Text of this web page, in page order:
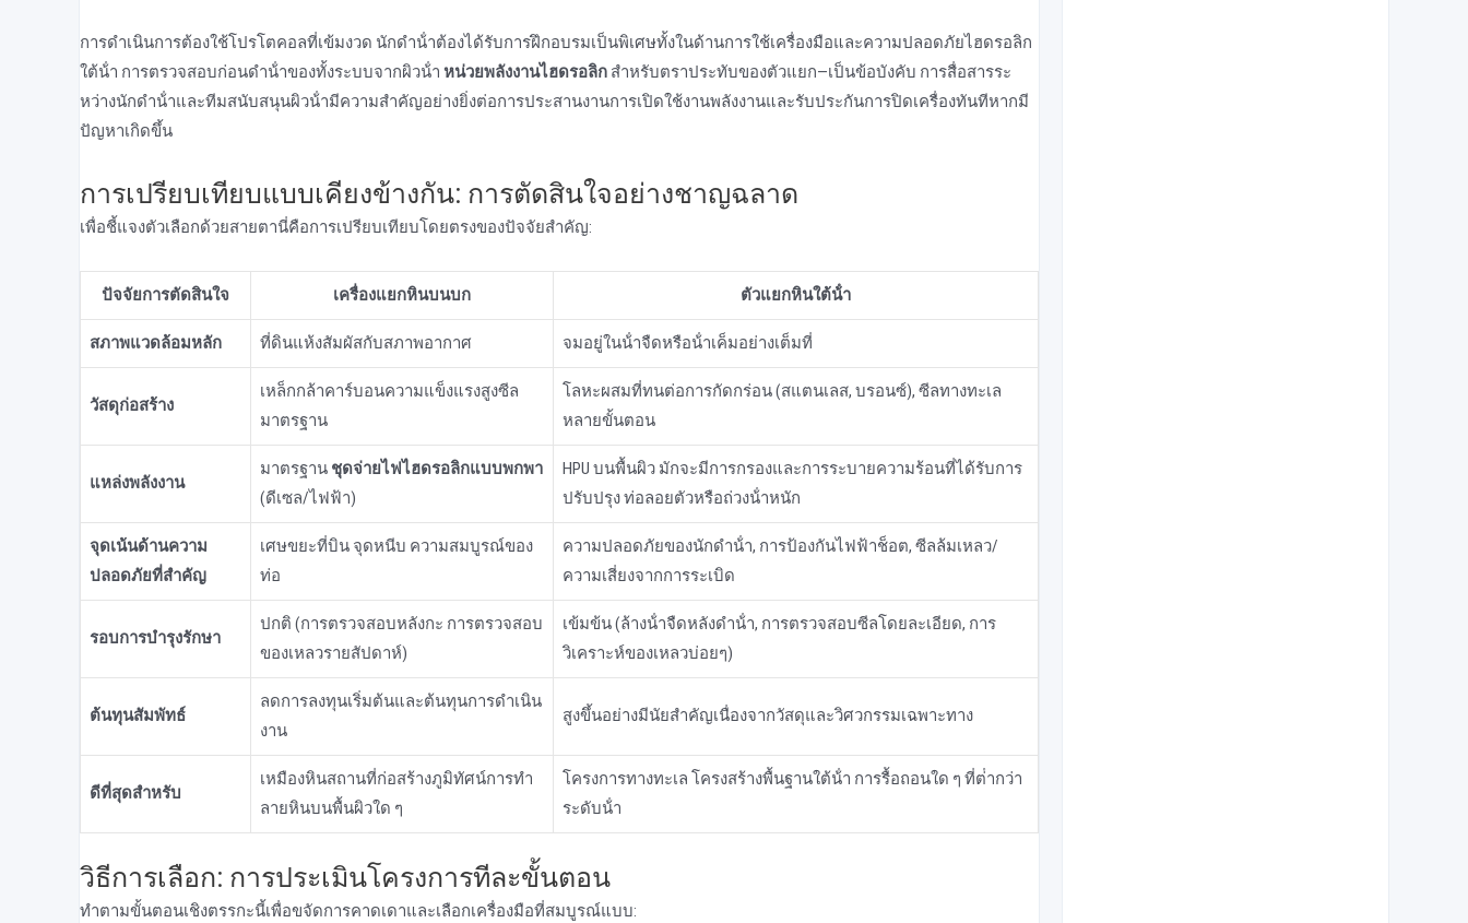
การดําเนินการต้องใช้โปรโตคอลที่เข้มงวด นักดําน้ําต้องได้รับการฝึกอบรมเป็นพิเศษทั้งในด้านการใช้เครื่องมือและความปลอดภัยไฮดรอลิก
ใต้น้ํา การตรวจสอบก่อนดําน้ําของทั้งระบบจากผิวน้ํา หน่วยพลังงานไฮดรอลิก สําหรับตราประทับของตัวแยก—เป็นข้อบังคับ การสื่อสารระ
หว่างนักดําน้ําและทีมสนับสนุนผิวน้ํามีความสําคัญอย่างยิ่งต่อการประสานงานการเปิดใช้งานพลังงานและรับประกันการปิดเครื่องทันทีหากมี
ปัญหาเกิดขึ้น
การเปรียบเทียบแบบเคียงข้างกัน: การตัดสินใจอย่างชาญฉลาด
เพื่อชี้แจงตัวเลือกด้วยสายตานี่คือการเปรียบเทียบโดยตรงของปัจจัยสําคัญ:
ปัจจัยการตัดสินใจ เครื่องแยกหินบนบก ตัวแยกหินใต้น้ํา
สภาพแวดล้อมหลัก ที่ดินแห้งสัมผัสกับสภาพอากาศ จมอยู่ในน้ําจืดหรือน้ําเค็มอย่างเต็มที่
วัสดุก่อสร้าง
เหล็กกล้าคาร์บอนความแข็งแรงสูงซีล
มาตรฐาน
โลหะผสมที่ทนต่อการกัดกร่อน (สแตนเลส, บรอนซ์), ซีลทางทะเล
หลายขั้นตอน
แหล่งพลังงาน
มาตรฐาน ชุดจ่ายไฟไฮดรอลิกแบบพกพา
(ดีเซล/ไฟฟ้า)
HPU บนพื้นผิว มักจะมีการกรองและการระบายความร้อนที่ได้รับการ
ปรับปรุง ท่อลอยตัวหรือถ่วงน้ําหนัก
จุดเน้นด้านความ
ปลอดภัยที่สําคัญ
เศษขยะที่บิน จุดหนีบ ความสมบูรณ์ของ
ท่อ
ความปลอดภัยของนักดําน้ํา, การป้องกันไฟฟ้าช็อต, ซีลล้มเหลว/
ความเสี่ยงจากการระเบิด
รอบการบํารุงรักษา
ปกติ (การตรวจสอบหลังกะ การตรวจสอบ
ของเหลวรายสัปดาห์)
เข้มข้น (ล้างน้ําจืดหลังดําน้ํา, การตรวจสอบซีลโดยละเอียด, การ
วิเคราะห์ของเหลวบ่อยๆ)
ต้นทุนสัมพัทธ์
ลดการลงทุนเริ่มต้นและต้นทุนการดําเนิน
งาน
สูงขึ้นอย่างมีนัยสําคัญเนื่องจากวัสดุและวิศวกรรมเฉพาะทาง
ดีที่สุดสําหรับ
เหมืองหินสถานที่ก่อสร้างภูมิทัศน์การทํา
ลายหินบนพื้นผิวใด ๆ
โครงการทางทะเล โครงสร้างพื้นฐานใต้น้ํา การรื้อถอนใด ๆ ที่ต่ํากว่า
ระดับน้ํา
วิธีการเลือก: การประเมินโครงการทีละขั้นตอน
ทําตามขั้นตอนเชิงตรรกะนี้เพื่อขจัดการคาดเดาและเลือกเครื่องมือที่สมบูรณ์แบบ: